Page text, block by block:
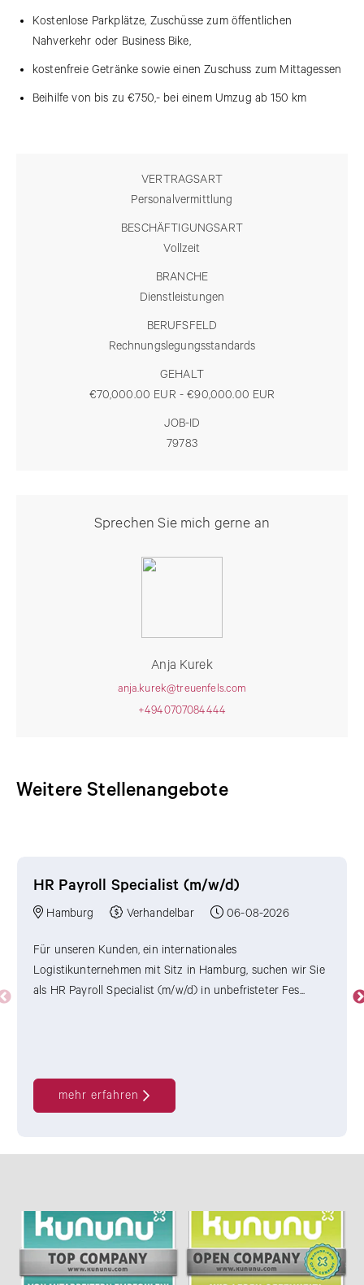
VERTRAGSART
Personalvermittlung
BESCHÄFTIGUNGSART
Vollzeit
BRANCHE
Dienstleistungen
BERUFSFELD
Rechnungslegungsstandards
GEHALT
€70,000.00 EUR - €90,000.00 EUR
JOB-ID
79783
Kostenlose Parkplätze, Zuschüsse zum öffentlichen
Nahverkehr oder Business Bike,
kostenfreie Getränke sowie einen Zuschuss zum Mittagessen
Beihilfe von bis zu €750,- bei einem Umzug ab 150 km
Sprechen Sie mich gerne an
Anja Kurek
anja.kurek@treuenfels.com
+4940707084444
Weitere Stellenangebote
HR Payroll Specialist (m/w/d)
Hamburg Verhandelbar 06-08-2026
Für unseren Kunden, ein internationales
Logistikunternehmen mit Sitz in Hamburg, suchen wir Sie
als HR Payroll Specialist (m/w/d) in unbefristeter Fes...
mehr erfahren